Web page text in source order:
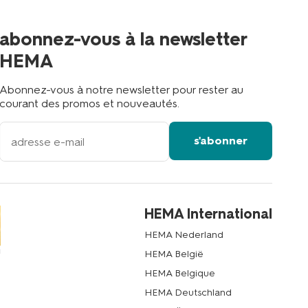
?
abonnez-vous à la newsletter
HEMA
Abonnez-vous à notre newsletter pour rester au
courant des promos et nouveautés.
votre
adresse
s'abonner
HEMA International
HEMA Nederland
HEMA België
HEMA Belgique
HEMA Deutschland